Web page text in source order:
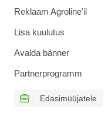
Reklaam Agroline'il
Lisa kuulutus
Avalda bänner
Partnerprogramm
Edasimüüjatele